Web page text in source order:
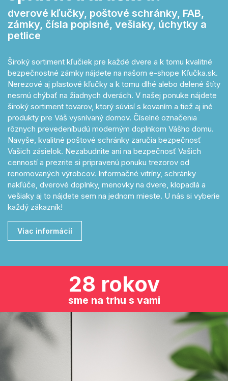
dverové kľučky, poštové schránky, FAB,
zámky, čísla popisné, vešiaky, úchytky a
petlice
Široký sortiment kľučiek pre každé dvere a k tomu kvalitné
bezpečnostné zámky nájdete na našom e-shope Kľučka.sk.
Nerezové aj plastové kľučky a k tomu dlhé alebo delené štíty
nesmú chýbať na žiadnych dverách. V našej ponuke nájdete
široký sortiment tovarov, ktorý súvisí s kovaním a tiež aj iné
produkty pre Váš vysnívaný domov. Číselné označenia
rôznych prevedeníbudú moderným doplnkom Vášho domu.
Navyše, kvalitné poštové schránky zaručia bezpečnosť
Vašich zásielok. Nezabudnite ani na bezpečnosť Vašich
cenností a prezrite si pripravenú ponuku trezorov od
renomovaných výrobcov. Informačné vitríny, schránky
nakľúče, dverové doplnky, menovky na dvere, klopadlá a
vešiaky aj to nájdete sem na jednom mieste. U nás si vyberie
každý zákazník!
Viac informácií
28 rokov
sme na trhu s vami